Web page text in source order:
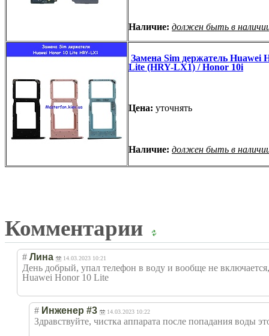
Наличие: должен быть в
Замена Sim держатель Huawei
Lite (HRY-LX1) / Honor 10i
Цена: уточнять
Наличие: должен быть в
Комментарии
# Лина 14.03.2023 10:21
День добрый, упал телефон в воду и вообще не
Huawei Honor 10 Lite
# Инженер #3 14.03.2023 10:22
Здравствуйте, чистка аппарата после попадания воды